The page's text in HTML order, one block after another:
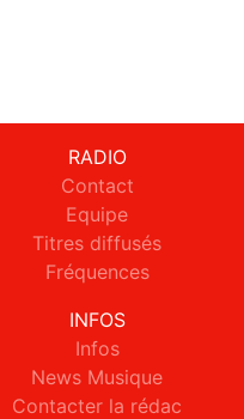
RADIO
Contact
Equipe
Titres diffusés
Fréquences
INFOS
Infos
News Musique
Contacter la rédac